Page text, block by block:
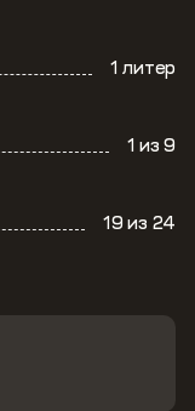
1 литер
1из 9
19из 24